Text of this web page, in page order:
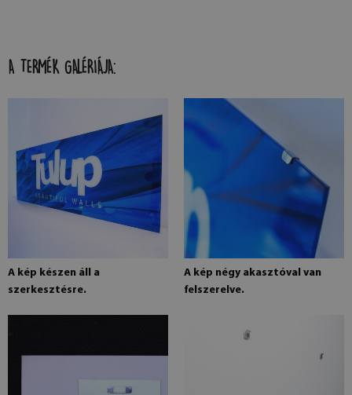
A TERMÉK GALÉRIÁJA:
A kép készen áll a
szerkesztésre.
A kép négy akasztóval van
felszerelve.